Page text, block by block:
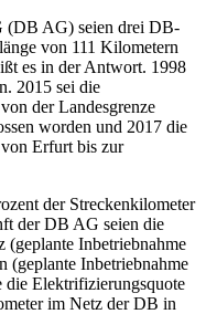
(DB AG) seien drei DB-
von 111 Kilometern
es in der Antwort. 1998
2015 sei die
der Landesgrenze
worden und 2017 die
Erfurt bis zur
der Streckenkilometer
der DB AG seien die
Inbetriebnahme
(geplante Inbetriebnahme
die Elektrifizierungsquote
im Netz der DB in